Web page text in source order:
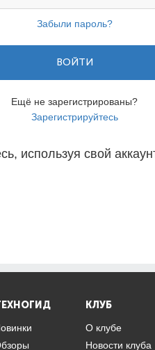
Забыли пароль?
ВОЙТИ
Ещё не зарегистрированы?
Зарегистрируйтесь
используя свой
КЛУБ
О клубе
Новости клуба